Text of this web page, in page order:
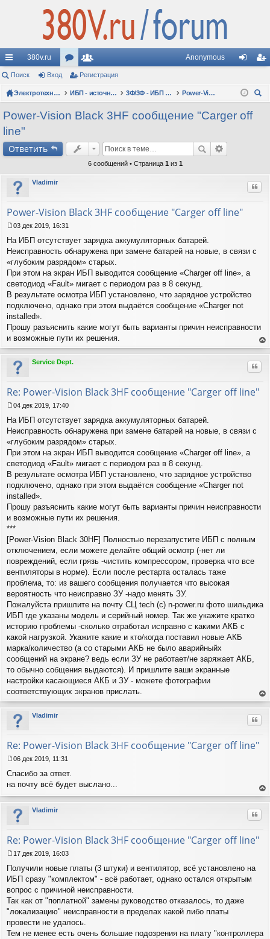
с
ы
лк
и
380v.ru
ор
ум
ы
ол
ьз
ов
Anonymous
д ис
Поиск Вход Регистрация
Электротехнические форумы ИБП - источники бесперебойного питания 3Ф/3Ф - ИБП N-POWER: трехфазные 10 - 10000 кВА - вопросы по моделям
Power-Vision HF
Power-Vision Black 3HF сообщение "Carger off
line"
Ответить
6 сообщений • Страница 1 из 1
Vladimir
Power-Vision Black 3HF сообщение "Carger off line"
о
о
б
е
н
и
е
03 дек 2019, 16:31
На ИБП отсутствует зарядка аккумуляторных батарей.
Неисправность обнаружена при замене батарей на новые, в связи с
«глубоким разрядом» старых.
При этом на экран ИБП выводится сообщение «Charger off line», а
светодиод «Fault» мигает с периодом раз в 8 секунд.
В результате осмотра ИБП установлено, что зарядное устройство
подключено, однако при этом выдаётся сообщение «Charger not
installed».
Прошу разъяснить какие могут быть варианты причин неисправности
и возможные пути их решения.
ер
Service Dept.
Re: Power-Vision Black 3HF сообщение "Carger off line"
о
о
б
е
н
и
е
04 дек 2019, 17:40
На ИБП отсутствует зарядка аккумуляторных батарей.
Неисправность обнаружена при замене батарей на новые, в связи с
«глубоким разрядом» старых.
При этом на экран ИБП выводится сообщение «Charger off line», а
светодиод «Fault» мигает с периодом раз в 8 секунд.
В результате осмотра ИБП установлено, что зарядное устройство
подключено, однако при этом выдаётся сообщение «Charger not
installed».
Прошу разъяснить какие могут быть варианты причин неисправности
и возможные пути их решения.
***
[Power-Vision Black 30HF] Полностью перезапустите ИБП с полным
отключением, если можете делайте общий осмотр (-нет ли
повреждений, если грязь -чистить компрессором, проверка что все
вентиляторы в норме). Если после рестарта осталась таже
проблема, то: из вашего сообщения получается что высокая
вероятность что неисправно ЗУ -надо менять ЗУ.
Пожалуйста пришлите на почту СЦ tech (c) n-power.ru фото шильдика
ИБП где указаны модель и серийный номер. Так же укажите кратко
историю проблемы -сколько отработал исправно с какими АКБ с
какой нагрузкой. Укажите какие и кто/когда поставил новые АКБ
марка/количество (а со старыми АКБ не было аварийныйх
сообщений на экране? ведь если ЗУ не работает/не заряжает АКБ,
то обычно собщения выдаются). И пришлите ваши экранные
настройки касающиеся АКБ и ЗУ - можете фотографии
соответствующих экранов прислать.
ер
Vladimir
Re: Power-Vision Black 3HF сообщение "Carger off line"
о
о
щ
е
н
е
06 дек 2019, 11:31
Спасибо за ответ.
на почту всё будет выслано...
ер
Vladimir
Re: Power-Vision Black 3HF сообщение "Carger off line"
о
о
б
е
н
и
е
17 дек 2019, 16:03
Получили новые платы (3 штуки) и вентилятор, всё установлено на
ИБП сразу "комплектом" - всё работает, однако остался открытым
вопрос с причиной неисправности.
Так как от "поплатной" замены руководство отказалось, то даже
"локализацию" неисправности в пределах какой либо платы
провести не удалось.
Тем не менее есть очень большие подозрения на плату "контроллера